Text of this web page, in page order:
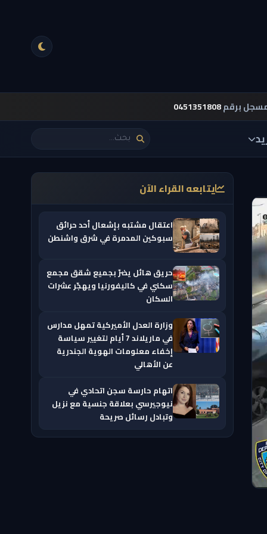
برقم0451351808
يتابعه القراء الآن
اعتقال مشتبه بإشعال أحد حرائق
سبوكين المدمرة في شرق واشنطن
حريق هائل يضرّ بجميع شقق مجمع
سكني في كاليفورنيا ويهجّر عشرات
السكان
وزارة العدل الأميركية تمهل مدارس
في ماريلاند 7 أيام لتغيير سياسة
إخفاء معلومات الهوية الجندرية
عن الأهالي
اتهام حارسة سجن اتحادي في
نيوجيرسي بعلاقة جنسية مع نزيل
وتبادل رسائل صريحة